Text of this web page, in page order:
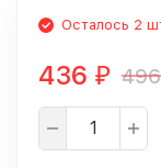
Осталось 2
436 ₽